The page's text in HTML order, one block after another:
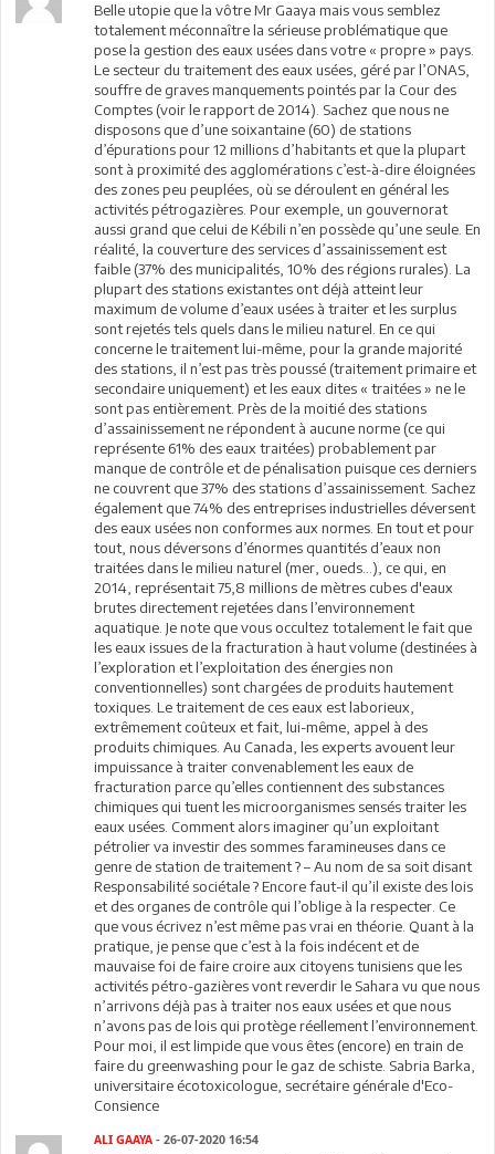
Belle utopie que la vôtre Mr Gaaya mais vous semblez
totalement méconnaître la sérieuse problématique que
pose la gestion des eaux usées dans votre « propre » pays.
Le secteur du traitement des eaux usées, géré par l’ONAS,
souffre de graves manquements pointés par la Cour des
Comptes (voir le rapport de 2014). Sachez que nous ne
disposons que d’une soixantaine (60) de stations
d’épurations pour 12 millions d’habitants et que la plupart
sont à proximité des agglomérations c’est-à-dire éloignées
des zones peu peuplées, où se déroulent en général les
activités pétrogazières. Pour exemple, un gouvernorat
aussi grand que celui de Kébili n’en possède qu’une seule. En
réalité, la couverture des services d’assainissement est
faible (37% des municipalités, 10% des régions rurales). La
plupart des stations existantes ont déjà atteint leur
maximum de volume d’eaux usées à traiter et les surplus
sont rejetés tels quels dans le milieu naturel. En ce qui
concerne le traitement lui-même, pour la grande majorité
des stations, il n’est pas très poussé (traitement primaire et
secondaire uniquement) et les eaux dites « traitées » ne le
sont pas entièrement. Près de la moitié des stations
d’assainissement ne répondent à aucune norme (ce qui
représente 61% des eaux traitées) probablement par
manque de contrôle et de pénalisation puisque ces derniers
ne couvrent que 37% des stations d’assainissement. Sachez
également que 74% des entreprises industrielles déversent
des eaux usées non conformes aux normes. En tout et pour
tout, nous déversons d’énormes quantités d’eaux non
traitées dans le milieu naturel (mer, oueds…), ce qui, en
2014, représentait 75,8 millions de mètres cubes d'eaux
brutes directement rejetées dans l’environnement
aquatique. Je note que vous occultez totalement le fait que
les eaux issues de la fracturation à haut volume (destinées à
l’exploration et l’exploitation des énergies non
conventionnelles) sont chargées de produits hautement
toxiques. Le traitement de ces eaux est laborieux,
extrêmement coûteux et fait, lui-même, appel à des
produits chimiques. Au Canada, les experts avouent leur
impuissance à traiter convenablement les eaux de
fracturation parce qu’elles contiennent des substances
chimiques qui tuent les microorganismes sensés traiter les
eaux usées. Comment alors imaginer qu’un exploitant
pétrolier va investir des sommes faramineuses dans ce
genre de station de traitement ? – Au nom de sa soit disant
Responsabilité sociétale ? Encore faut-il qu’il existe des lois
et des organes de contrôle qui l’oblige à la respecter. Ce
que vous écrivez n’est même pas vrai en théorie. Quant à la
pratique, je pense que c’est à la fois indécent et de
mauvaise foi de faire croire aux citoyens tunisiens que les
activités pétro-gazières vont reverdir le Sahara vu que nous
n’arrivons déjà pas à traiter nos eaux usées et que nous
n’avons pas de lois qui protège réellement l’environnement.
Pour moi, il est limpide que vous êtes (encore) en train de
faire du greenwashing pour le gaz de schiste. Sabria Barka,
universitaire écotoxicologue, secrétaire générale d'Eco-
Consience
ALI GAAYA - 26-07-2020 16:54